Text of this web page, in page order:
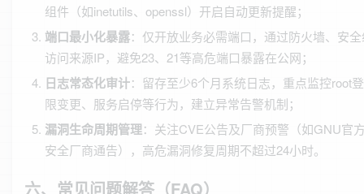
组件（如inetutils、openssl）开启自动更新提醒；
端口最小化暴露：仅开放业务必需端口，通过防火墙、安
访问来源IP，避免23、21等高危端口暴露在公网；
日志常态化审计：留存至少6个月系统日志，重点监控root
限变更、服务启停等行为，建立异常告警机制；
漏洞生命周期管理：关注CVE公告及厂商预警（如GNU官
安全厂商通告），高危漏洞修复周期不超过24小时。
六、常见问题解答（FAQ）